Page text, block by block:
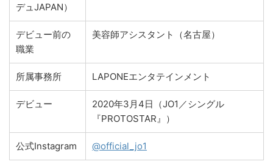
デュJAPAN）
デビュー前の
職業
美容師アシスタント（名古屋）
所属事務所 LAPONEエンタテインメント
デビュー
2020年3月4日（JO1／シングル
『PROTOSTAR』）
公式Instagram @official_jo1